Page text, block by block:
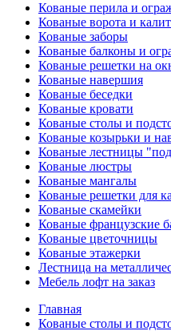
Кованые перила и
Кованые ворота и
Кованые заборы
Кованые балконы и
Кованые решетки на
Кованые навершия
Кованые беседки
Кованые кровати
Кованые столы и
Кованые козырьки и
Кованые лестницы
Кованые люстры
Кованые мангалы
Кованые решетки для
Кованые скамейки
Кованые французские
Кованые цветочницы
Кованые этажерки
Лестница на
Мебель лофт на заказ
Главная
Кованые столы и